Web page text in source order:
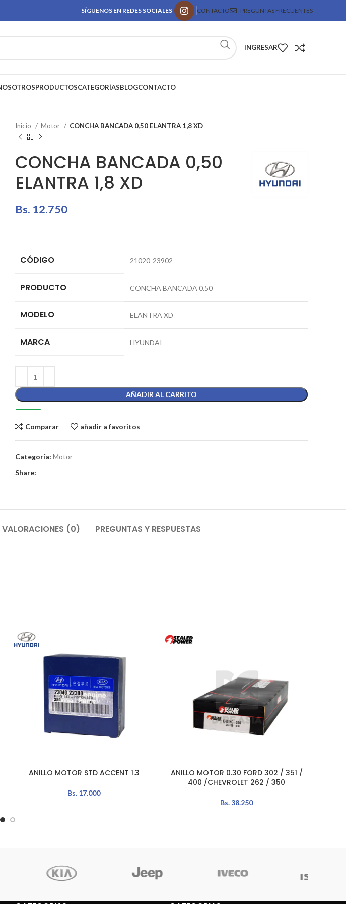
SÍGUENOS EN REDES SOCIALES CONTACTO PREGUNTAS FRECUENTES
INGRESAR
PRODUCTOSCATEGORÍASBLOGCONTACTO
Inicio Motor CONCHA BANCADA 0,50 ELANTRA 1,8 XD
CONCHA BANCADA 0,50
ELANTRA 1,8 XD
Bs. 12.750
CÓDIGO 21020-23902
PRODUCTO CONCHA BANCADA 0.50
MODELO ELANTRA XD
MARCA HYUNDAI
AÑADIR AL CARRITO
Comparar añadir a favoritos
Categoría: Motor
Share:
VALORACIONES (0) PREGUNTAS Y RESPUESTAS
AÑADIR AL CARRITO
ANILLO MOTOR STD ACCENT 1.3
Bs. 17.000
AÑADIR AL CARRITO
ANILLO MOTOR 0.30 FORD 302 / 351 /
400 /CHEVROLET 262 / 350
Bs.38.250